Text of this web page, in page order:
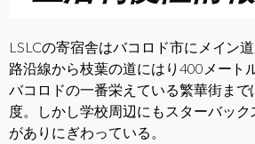
LSLCの寄宿舎はバコロド市にメイン
路沿線から枝葉の道にはり400メート
バコロドの一番栄えている繁華街ま
度。しかし学校周辺にもスターバッ
がありにぎわっている。